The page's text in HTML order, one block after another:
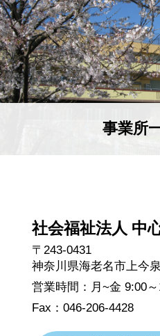
事業所
社会福祉法人 中
〒243-0431
神奈川県海老名市上今
営業時間：月~金 9:00
Fax：046-206-4428